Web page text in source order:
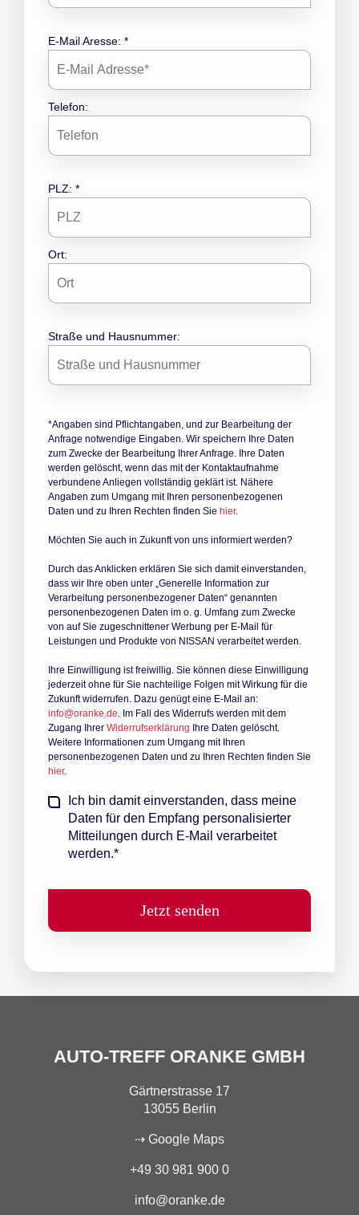
E-Mail Aresse: *
Telefon:
PLZ: *
Ort:
Straße und Hausnummer:
*Angaben sind Pflichtangaben, und zur Bearbeitung der
Anfrage notwendige Eingaben. Wir speichern Ihre Daten
zum Zwecke der Bearbeitung Ihrer Anfrage. Ihre Daten
werden gelöscht, wenn das mit der Kontaktaufnahme
verbundene Anliegen vollständig geklärt ist. Nähere
Angaben zum Umgang mit Ihren personenbezogenen
Daten und zu Ihren Rechten finden Sie hier.
Möchten Sie auch in Zukunft von uns informiert werden?
Durch das Anklicken erklären Sie sich damit einverstanden,
dass wir Ihre oben unter „Generelle Information zur
Verarbeitung personenbezogener Daten“ genannten
personenbezogenen Daten im o. g. Umfang zum Zwecke
von auf Sie zugeschnittener Werbung per E-Mail für
Leistungen und Produkte von NISSAN verarbeitet werden.
Ihre Einwilligung ist freiwillig. Sie können diese Einwilligung
jederzeit ohne für Sie nachteilige Folgen mit Wirkung für die
Zukunft widerrufen. Dazu genügt eine E-Mail an:
info@oranke.de. Im Fall des Widerrufs werden mit dem
Zugang Ihrer Widerrufserklärung Ihre Daten gelöscht.
Weitere Informationen zum Umgang mit Ihren
personenbezogenen Daten und zu Ihren Rechten finden Sie
hier.
Ich bin damit einverstanden, dass meine
Daten für den Empfang personalisierter
Mitteilungen durch E-Mail verarbeitet
werden.*
Jetzt senden
AUTO-TREFF ORANKE GMBH
Gärtnerstrasse 17
13055 Berlin
⇢ Google Maps
+49 30 981 900 0
info@oranke.de